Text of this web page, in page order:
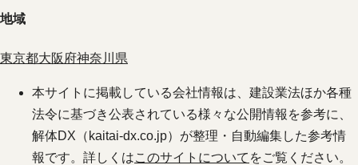
地域
東京都大阪府神奈川県
本サイトに掲載している会社情報は、建設業法ほか各種
法令に基づき公表されている様々な公開情報を参考に、
解体DX（kaitai-dx.co.jp）が整理・自動編集した参考情
報です。詳しくはこのサイトについて をご覧ください。